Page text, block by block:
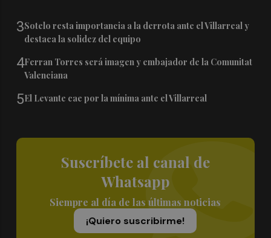
3Sotelo resta importancia a la derrota ante el Villarreal y
destaca la solidez del equipo
4Ferran Torres será imagen y embajador de la Comunitat
Valenciana
5El Levante cae por la mínima ante el Villarreal
Suscríbete al canal de
Whatsapp
Siempre al día de las últimas noticias
¡Quiero suscribirme!